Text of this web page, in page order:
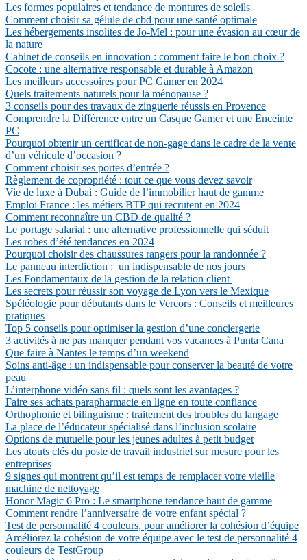
Les formes populaires et tendance de montures de soleils
Comment choisir sa gélule de cbd pour une santé optimale
Les hébergements insolites de Jo-Mel : pour une évasion au cœur de
la nature
Cabinet de conseils en innovation : comment faire le bon choix ?
Cocote : une alternative responsable et durable à Amazon
Les meilleurs accessoires pour PC Gamer en 2024
Quels traitements naturels pour la ménopause ?
3 conseils pour des travaux de zinguerie réussis en Provence
Comprendre la Différence entre un Casque Gamer et une Enceinte
PC
Pourquoi obtenir un certificat de non-gage dans le cadre de la vente
d’un véhicule d’occasion ?
Comment choisir ses portes d’entrée ?
Règlement de copropriété : tout ce que vous devez savoir
Vie de luxe à Dubai : Guide de l’immobilier haut de gamme
Emploi France : les métiers BTP qui recrutent en 2024
Comment reconnaître un CBD de qualité ?
Le portage salarial : une alternative professionnelle qui séduit
Les robes d’été tendances en 2024
Pourquoi choisir des chaussures rangers pour la randonnée ?
Le panneau interdiction : un indispensable de nos jours
Les Fondamentaux de la gestion de la relation client
Les secrets pour réussir son voyage de Lyon vers le Mexique
Spéléologie pour débutants dans le Vercors : Conseils et meilleures
pratiques
Top 5 conseils pour optimiser la gestion d’une conciergerie
3 activités à ne pas manquer pendant vos vacances à Punta Cana
Que faire à Nantes le temps d’un weekend
Soins anti-âge : un indispensable pour conserver la beauté de votre
peau
L’interphone vidéo sans fil : quels sont les avantages ?
Faire ses achats parapharmacie en ligne en toute confiance
Orthophonie et bilinguisme : traitement des troubles du langage
La place de l’éducateur spécialisé dans l’inclusion scolaire
Options de mutuelle pour les jeunes adultes à petit budget
Les atouts clés du poste de travail industriel sur mesure pour les
entreprises
9 signes qui montrent qu’il est temps de remplacer votre vieille
machine de nettoyage
Honor Magic 6 Pro : Le smartphone tendance haut de gamme
Comment rendre l’anniversaire de votre enfant spécial ?
Test de personnalité 4 couleurs, pour améliorer la cohésion d’équipe
Améliorez la cohésion de votre équipe avec le test de personnalité 4
couleurs de TestGroup